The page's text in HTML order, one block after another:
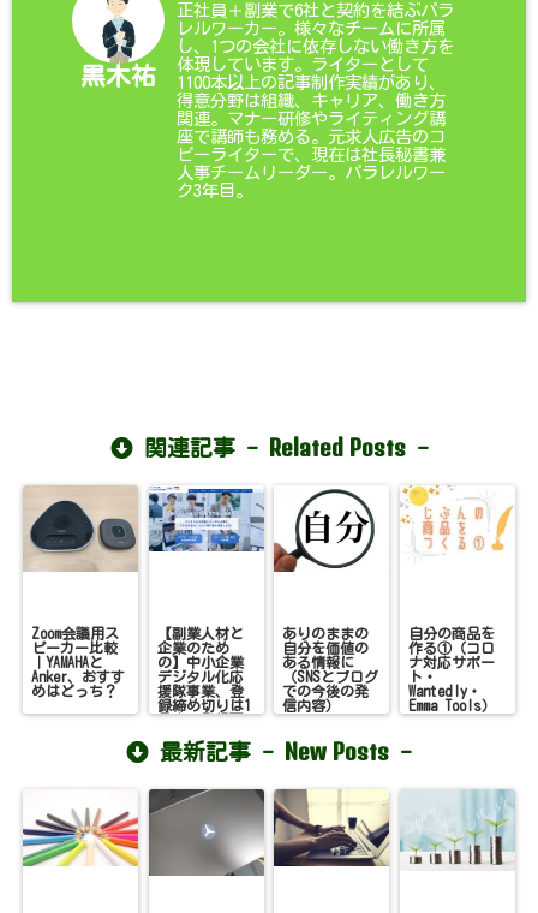
黒木祐
正社員＋副業で6社と契約を結ぶパラ
レルワーカー。様々なチームに所属
し、1つの会社に依存しない働き方を
体現しています。ライターとして
1100本以上の記事制作実績があり、
得意分野は組織、キャリア、働き方
関連。マナー研修やライティング講
座で講師も務める。元求人広告のコ
ピーライターで、現在は社長秘書兼
人事チームリーダー。パラレルワー
ク3年目。
関連記事 - Related Posts-
Zoom会議用ス
ピーカー比較
｜YAMAHAと
Anker、おすす
めはどっち？
【副業人材と
企業のため
の】中小企業
デジタル化応
援隊事業、登
録締め切りは1
月末。登録画
す！
ありのままの
自分を価値の
ある情報に
（SNSとブログ
での今後の発
信内容）
自分の商品を
作る①（コロ
ナ対応サポー
ト・
Wantedly・
Emma Tools）
最新記事 - New Posts -